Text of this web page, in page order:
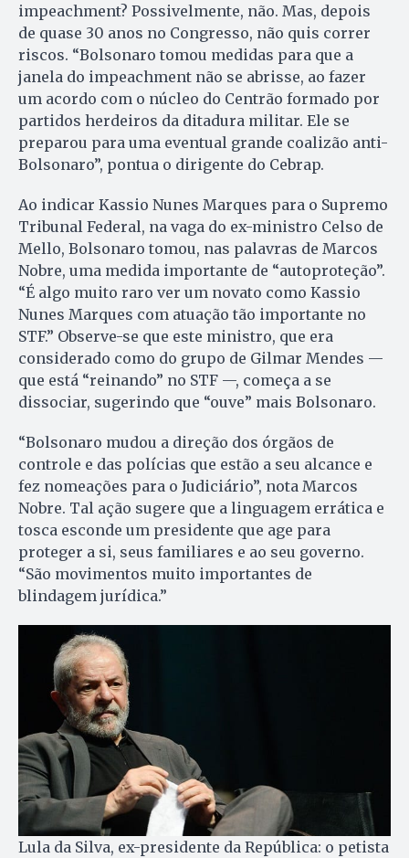
impeachment? Possivelmente, não. Mas, depois
de quase 30 anos no Congresso, não quis correr
riscos. “Bolsonaro tomou medidas para que a
janela do impeachment não se abrisse, ao fazer
um acordo com o núcleo do Centrão formado por
partidos herdeiros da ditadura militar. Ele se
preparou para uma eventual grande coalizão anti-
Bolsonaro”, pontua o dirigente do Cebrap.
Ao indicar Kassio Nunes Marques para o Supremo
Tribunal Federal, na vaga do ex-ministro Celso de
Mello, Bolsonaro tomou, nas palavras de Marcos
Nobre, uma medida importante de “autoproteção”.
“É algo muito raro ver um novato como Kassio
Nunes Marques com atuação tão importante no
STF.” Observe-se que este ministro, que era
considerado como do grupo de Gilmar Mendes —
que está “reinando” no STF —, começa a se
dissociar, sugerindo que “ouve” mais Bolsonaro.
“Bolsonaro mudou a direção dos órgãos de
controle e das polícias que estão a seu alcance e
fez nomeações para o Judiciário”, nota Marcos
Nobre. Tal ação sugere que a linguagem errática e
tosca esconde um presidente que age para
proteger a si, seus familiares e ao seu governo.
“São movimentos muito importantes de
blindagem jurídica.”
Lula da Silva, ex-presidente da República: o petista